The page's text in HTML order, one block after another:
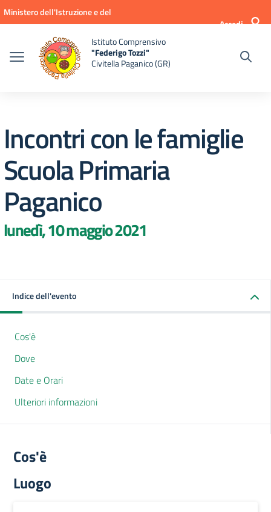
Vai ai contenuti
Vai al menu di navigazione
Vai al footer
Ministero dell'Istruzione e del
Accedi
Istituto Comprensivo
"Federigo Tozzi"
Civitella Paganico (GR)
Incontri con le famiglie
Scuola Primaria
Paganico
lunedì, 10 maggio 2021
Indice dell'evento
Cos'è
Dove
Date e Orari
Ulteriori informazioni
Cos'è
Luogo